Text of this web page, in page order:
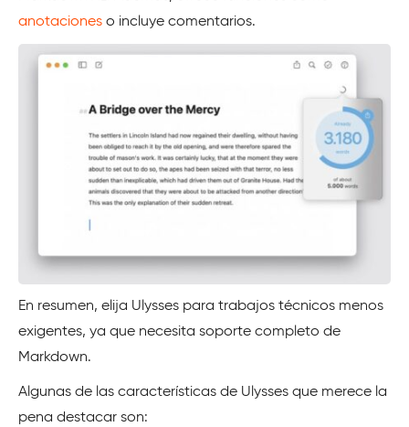
anotaciones o incluye comentarios.
En resumen, elija Ulysses para trabajos técnicos menos
exigentes, ya que necesita soporte completo de
Markdown.
Algunas de las características de Ulysses que merece la
pena destacar son: